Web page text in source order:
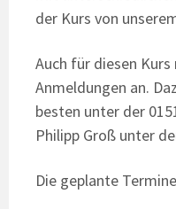
der Kurs von
Auch für diesen
Anmeldungen an.
besten unter der
Philipp Groß unter
Die geplante